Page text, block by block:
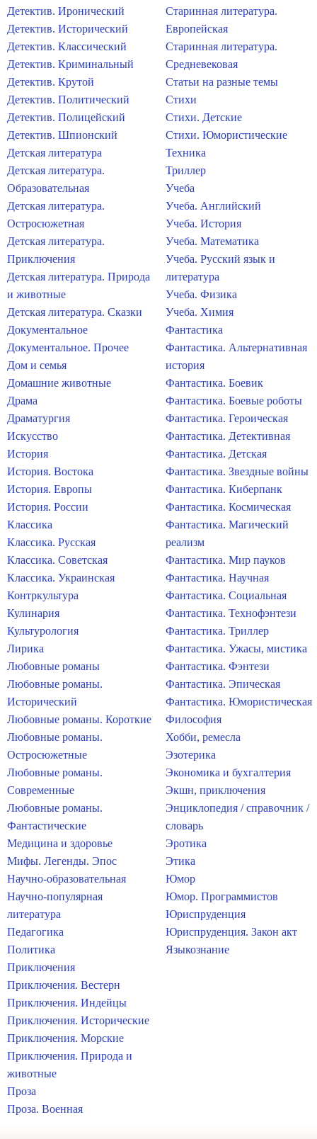
Детектив. Иронический
Детектив. Исторический
Детектив. Классический
Детектив. Криминальный
Детектив. Крутой
Детектив. Политический
Детектив. Полицейский
Детектив. Шпионский
Детская литература
Детская литература.
Образовательная
Детская литература.
Остросюжетная
Детская литература.
Приключения
Детская литература. Природа
и животные
Детская литература. Сказки
Документальное
Документальное. Прочее
Дом и семья
Домашние животные
Драма
Драматургия
Искусство
История
История. Востока
История. Европы
История. России
Классика
Классика. Русская
Классика. Советская
Классика. Украинская
Контркультура
Кулинария
Культурология
Лирика
Любовные романы
Любовные романы.
Исторический
Любовные романы. Короткие
Любовные романы.
Остросюжетные
Любовные романы.
Современные
Любовные романы.
Фантастические
Медицина и здоровье
Мифы. Легенды. Эпос
Научно-образовательная
Научно-популярная
литература
Педагогика
Политика
Приключения
Приключения. Вестерн
Приключения. Индейцы
Приключения. Исторические
Приключения. Морские
Приключения. Природа и
животные
Проза
Проза. Военная
Старинная литература.
Европейская
Старинная литература.
Средневековая
Статьи на разные темы
Стихи
Стихи. Детские
Стихи. Юмористические
Техника
Триллер
Учеба
Учеба. Английский
Учеба. История
Учеба. Математика
Учеба. Русский язык и
литература
Учеба. Физика
Учеба. Химия
Фантастика
Фантастика. Альтернативная
история
Фантастика. Боевик
Фантастика. Боевые роботы
Фантастика. Героическая
Фантастика. Детективная
Фантастика. Детская
Фантастика. Звездные войны
Фантастика. Киберпанк
Фантастика. Космическая
Фантастика. Магический
реализм
Фантастика. Мир пауков
Фантастика. Научная
Фантастика. Социальная
Фантастика. Технофэнтези
Фантастика. Триллер
Фантастика. Ужасы, мистика
Фантастика. Фэнтези
Фантастика. Эпическая
Фантастика. Юмористическая
Философия
Хобби, ремесла
Эзотерика
Экономика и бухгалтерия
Экшн, приключения
Энциклопедия / справочник /
словарь
Эротика
Этика
Юмор
Юмор. Программистов
Юриспруденция
Юриспруденция. Закон акт
Языкознание